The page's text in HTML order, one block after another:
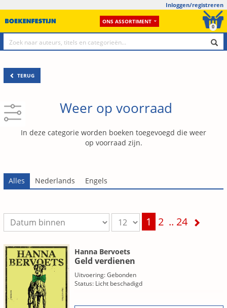
Inloggen/registreren
ONS ASSORTIMENT
0
TERUG
Weer op voorraad
In deze categorie worden boeken toegevoegd die weer
op voorraad zijn.
1 2 .. 24
Hanna Bervoets
Geld verdienen
Uitvoering: Gebonden
Status: Licht beschadigd